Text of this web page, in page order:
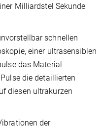
Milliardstel Sekunde
schnellen
einer ultrasensiblen
das Material
die detaillierten
diesen ultrakurzen
der